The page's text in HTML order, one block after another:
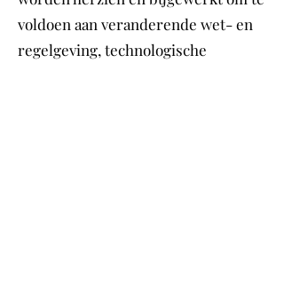
voldoen aan veranderende wet- en
regelgeving, technologische